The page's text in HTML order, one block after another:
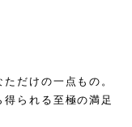
だけの一点もの。
られる至極の満足